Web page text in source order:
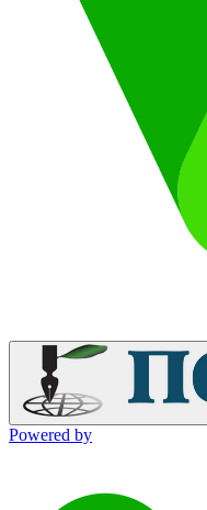
Powered by